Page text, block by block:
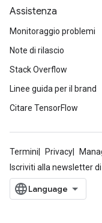
Assistenza
Monitoraggio problemi
Note di rilascio
Stack Overflow
Linee guida per il brand
Citare TensorFlow
Termini Privacy
Iscriviti alla newsletter